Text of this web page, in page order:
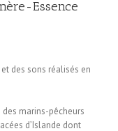
Essence
des sons réalisés en
marins-pêcheurs
d’Islande dont